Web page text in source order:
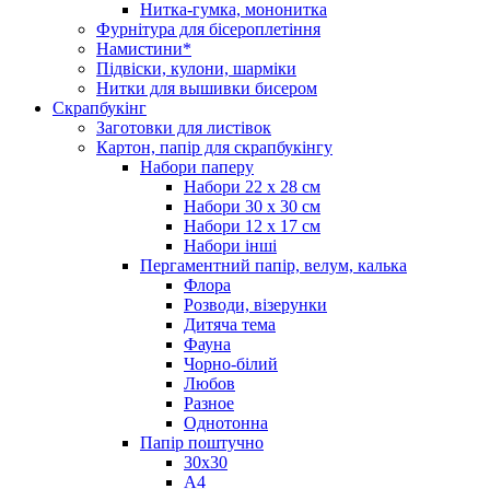
Нитка-гумка, мононитка
Фурнітура для бісероплетіння
Намистини*
Підвіски, кулони, шарміки
Нитки для вышивки бисером
Скрапбукінг
Заготовки для листівок
Картон, папір для скрапбукінгу
Набори паперу
Набори 22 х 28 см
Набори 30 х 30 см
Набори 12 х 17 см
Набори інші
Пергаментний папір, велум, калька
Флора
Розводи, візерунки
Дитяча тема
Фауна
Чорно-білий
Любов
Разное
Однотонна
Папір поштучно
30х30
А4